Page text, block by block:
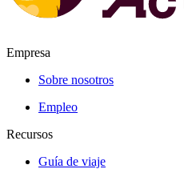
Empresa
Sobre nosotros
Empleo
Recursos
Guía de viaje